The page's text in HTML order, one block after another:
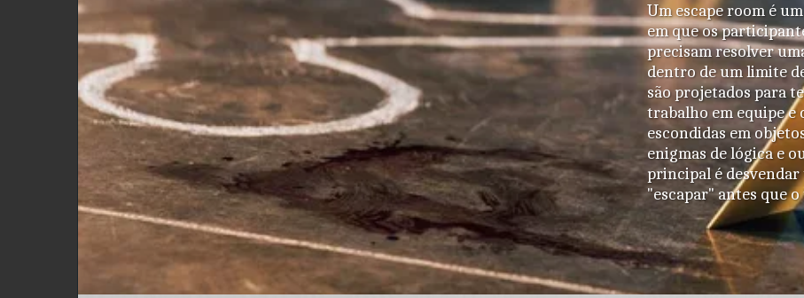
Um escape room é
em que os
precisam resolver
dentro de um limite
são projetados para
trabalho em equipe e
escondidas em
enigmas de lógica e
principal é
"escapar" antes que o